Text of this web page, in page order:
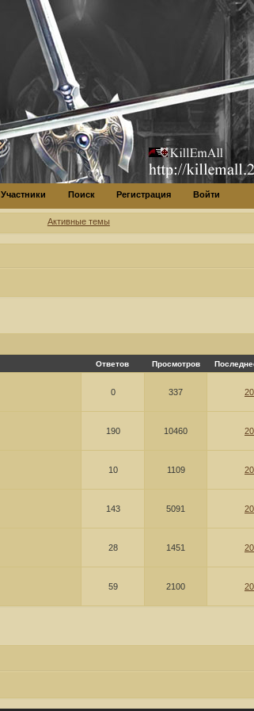
Участники Поиск Регистрация Войти
Активные темы
Ответов Просмотров
0
337
190
10460
10
1109
143
5091
28
1451
59
2100